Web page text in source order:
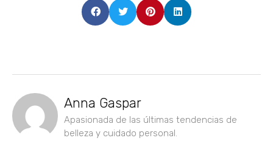
Anna Gaspar
Apasionada de las últimas tendencias de
belleza y cuidado personal.